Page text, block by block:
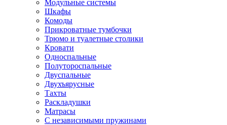
Модульные системы
Шкафы
Комоды
Прикроватные тумбочки
Трюмо и туалетные столики
Кровати
Односпальные
Полутороспальные
Двуспальные
Двухъярусные
Тахты
Раскладушки
Матрасы
С независимыми пружинами